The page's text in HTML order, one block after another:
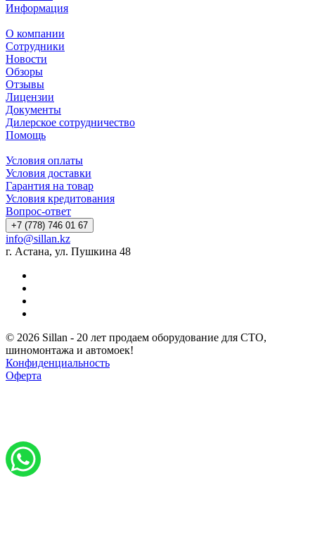
Информация
О компании
Сотрудники
Новости
Обзоры
Отзывы
Лицензии
Документы
Дилерское сотрудничество
Помощь
Условия оплаты
Условия доставки
Гарантия на товар
Условия кредитования
Вопрос-ответ
+7 (778) 746 01 67
info@sillan.kz
г. Астана, ул. Пушкина 48
© 2026 Sillan - 20 лет продаем оборудование для СТО,
шиномонтажа и автомоек!
Конфиденциальность
Оферта